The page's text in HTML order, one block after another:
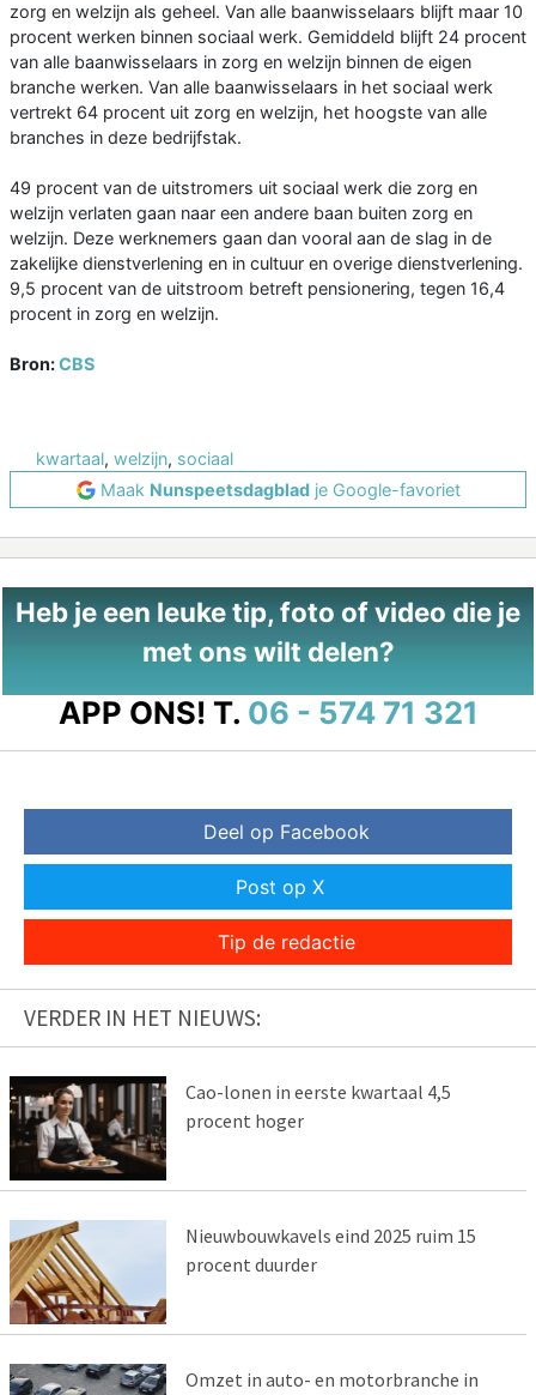
zorg en welzijn als geheel. Van alle baanwisselaars blijft maar 10
procent werken binnen sociaal werk. Gemiddeld blijft 24 procent
van alle baanwisselaars in zorg en welzijn binnen de eigen
branche werken. Van alle baanwisselaars in het sociaal werk
vertrekt 64 procent uit zorg en welzijn, het hoogste van alle
branches in deze bedrijfstak.
49 procent van de uitstromers uit sociaal werk die zorg en
welzijn verlaten gaan naar een andere baan buiten zorg en
welzijn. Deze werknemers gaan dan vooral aan de slag in de
zakelijke dienstverlening en in cultuur en overige dienstverlening.
9,5 procent van de uitstroom betreft pensionering, tegen 16,4
procent in zorg en welzijn.
Bron:CBS
kwartaal, welzijn, sociaal
Maak Nunspeetsdagbladje Google-favoriet
Heb je een leuke tip, foto of video die je
met ons wilt delen?
APP ONS! T. 06 - 574 71 321
Deel op Facebook
Post op X
Tip de redactie
VERDER IN HET NIEUWS:
Cao-lonen in eerste kwartaal 4,5
procent hoger
Nieuwbouwkavels eind 2025 ruim 15
procent duurder
Omzet in auto- en motorbranche in